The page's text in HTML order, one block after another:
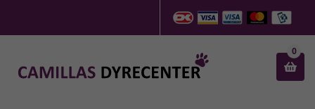

0